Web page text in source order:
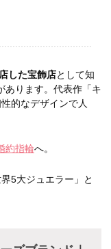
した宝飾店として知
あります。代表作「キ
的なデザインで人
約指輪へ。
5大ジュエラー」と